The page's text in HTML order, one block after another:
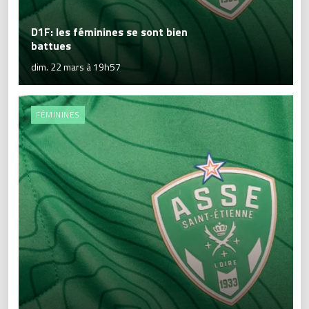
D1F: les féminines se sont bien
battues
dim. 22 mars à 19h57
FÉMININES